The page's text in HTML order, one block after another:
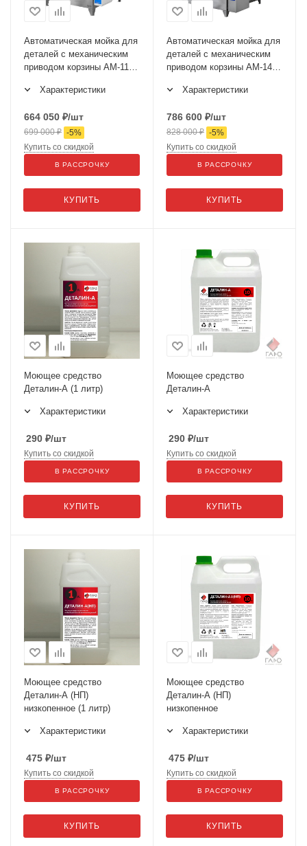
Автоматическая мойка для
деталей с механическим
приводом корзины АМ-1150
Характеристики
664 050 ₽/шт
699 000₽ -5%
КУПИТЬ
Купить со скидкой
В РАССРОЧКУ
Автоматическая мойка для
деталей с механическим
приводом корзины АМ-1400
Характеристики
786 600 ₽/шт
828 000₽ -5%
КУПИТЬ
Купить со скидкой
В РАССРОЧКУ
Моющее средство
Деталин-А (1 литр)
Характеристики
290 ₽/шт
КУПИТЬ
Купить со скидкой
В РАССРОЧКУ
Моющее средство
Деталин-А
Характеристики
290 ₽/шт
КУПИТЬ
Купить со скидкой
В РАССРОЧКУ
Моющее средство
Деталин-А (НП)
низкопенное (1 литр)
Характеристики
475 ₽/шт
КУПИТЬ
Купить со скидкой
В РАССРОЧКУ
Моющее средство
Деталин-А (НП)
низкопенное
Характеристики
475 ₽/шт
КУПИТЬ
Купить со скидкой
В РАССРОЧКУ